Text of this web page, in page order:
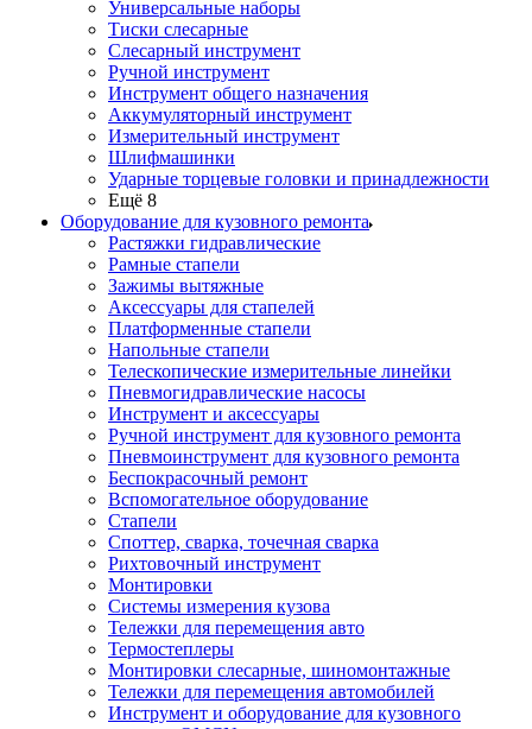
Универсальные наборы
Тиски слесарные
Слесарный инструмент
Ручной инструмент
Инструмент общего назначения
Аккумуляторный инструмент
Измерительный инструмент
Шлифмашинки
Ударные торцевые головки и принадлежности
Ещё 8
Оборудование для кузовного ремонта
Растяжки гидравлические
Рамные стапели
Зажимы вытяжные
Аксессуары для стапелей
Платформенные стапели
Напольные стапели
Телескопические измерительные линейки
Пневмогидравлические насосы
Инструмент и аксессуары
Ручной инструмент для кузовного ремонта
Пневмоинструмент для кузовного ремонта
Беспокрасочный ремонт
Вспомогательное оборудование
Стапели
Споттер, сварка, точечная сварка
Рихтовочный инструмент
Монтировки
Системы измерения кузова
Тележки для перемещения авто
Термостеплеры
Монтировки слесарные, шиномонтажные
Тележки для перемещения автомобилей
Инструмент и оборудование для кузовного